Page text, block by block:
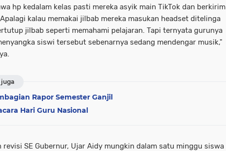
hp kedalam kelas pasti mereka asyik main TikTok dan berkirim
kalau memakai jilbab mereka masukan headset ditelinga
jilbab seperti memahami pelajaran. Tapi ternyata gurunya
siswi tersebut sebenarnya sedang mendengar musik,"
juga
Rapor Semester Ganjil
Hari Guru Nasional
revisi SE Gubernur, Ujar Aidy mungkin dalam satu minggu siswa